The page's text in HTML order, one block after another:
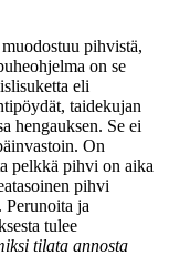
pihvistä,
on se
eli
taidekujan
hengauksen. Se ei
On
pelkkä pihvi on aika
pihvi
Perunoita ja
tulee
tilata annosta